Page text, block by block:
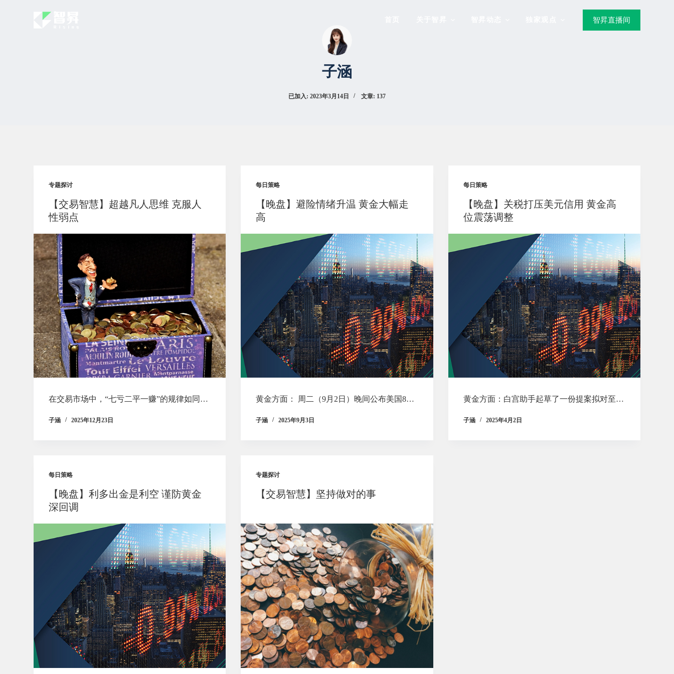
智昇直播间
子涵
已加入: 2023年3月14日 文章: 137
专题探讨
【交易智慧】超越凡人思维 克服人
性弱点
在交易市场中，“七亏二平一赚”的规律如同…
子涵 2025年12月23日
每日策略
【晚盘】避险情绪升温 黄金大幅走
高
黄金方面： 周二（9月2日）晚间公布美国8…
子涵 2025年9月3日
每日策略
【晚盘】关税打压美元信用 黄金高
位震荡调整
黄金方面：白宫助手起草了一份提案拟对至…
子涵 2025年4月2日
每日策略
【晚盘】利多出金是利空 谨防黄金
深回调
专题探讨
【交易智慧】坚持做对的事